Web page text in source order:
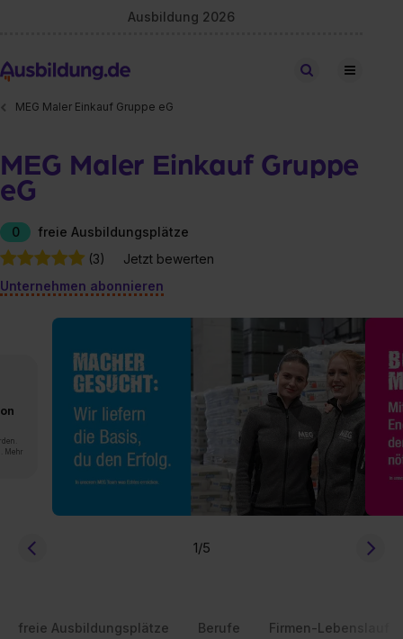
Ausbildung 2026
Stellen finden
MEG Maler Einkauf Gruppe eG
MEG Maler Einkauf Gruppe
eG
0
freie Ausbildungsplätze
(3)
Jetzt bewerten
Unternehmen abonnieren
Mehr
1/5
freie Ausbildungsplätze Berufe Firmen-Lebenslauf